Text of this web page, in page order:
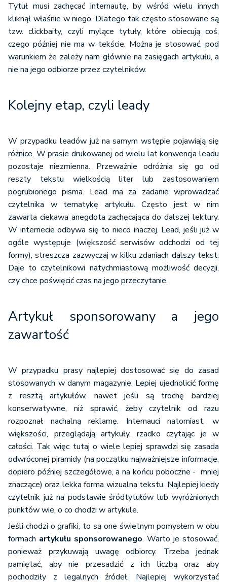
Tytuł musi zachęcać internautę, by wśród wielu innych
kliknął właśnie w niego. Dlatego tak często stosowane są
tzw. clickbaity, czyli mylące tytuły, które obiecują coś,
czego później nie ma w tekście. Można je stosować, pod
warunkiem że zależy nam głównie na zasięgach artykułu, a
nie na jego odbiorze przez czytelników.
Kolejny etap, czyli leady
W przypadku leadów już na samym wstępie pojawiają się
różnice. W prasie drukowanej od wielu lat konwencja leadu
pozostaje niezmienna. Przeważnie odróżnia się go od
reszty tekstu wielkością liter lub zastosowaniem
pogrubionego pisma. Lead ma za zadanie wprowadzać
czytelnika w tematykę artykułu. Często jest w nim
zawarta ciekawa anegdota zachęcająca do dalszej lektury.
W internecie odbywa się to nieco inaczej. Lead, jeśli już w
ogóle występuje (większość serwisów odchodzi od tej
formy), streszcza zazwyczaj w kilku zdaniach dalszy tekst.
Daje to czytelnikowi natychmiastową możliwość decyzji,
czy chce poświęcić czas na jego przeczytanie.
Artykuł sponsorowany a jego
zawartość
W przypadku prasy najlepiej dostosować się do zasad
stosowanych w danym magazynie. Lepiej ujednolicić formę
z resztą artykułów, nawet jeśli są trochę bardziej
konserwatywne, niż sprawić, żeby czytelnik od razu
rozpoznał nachalną reklamę. Internauci natomiast, w
większości, przeglądają artykuły, rzadko czytając je w
całości. Tak więc tutaj o wiele lepiej sprawdzi się zasada
odwróconej piramidy (na początku najważniejsze informacje,
dopiero później szczegółowe, a na końcu poboczne - mniej
znaczące) oraz lekka forma wizualna tekstu. Najlepiej kiedy
czytelnik już na podstawie śródtytułów lub wyróżnionych
punktów wie, o co chodzi w artykule.
Jeśli chodzi o grafiki, to są one świetnym pomysłem w obu
formach artykułu sponsorowanego. Warto je stosować,
ponieważ przykuwają uwagę odbiorcy. Trzeba jednak
pamiętać, aby nie przesadzić z ich liczbą oraz aby
pochodziły z legalnych źródeł. Najlepiej wykorzystać